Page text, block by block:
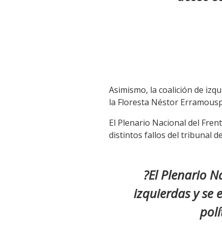
Asimismo, la coalición de
la Floresta Néstor
El Plenario Nacional del
distintos fallos del tribunal
?El Plenario
izquierdas y se